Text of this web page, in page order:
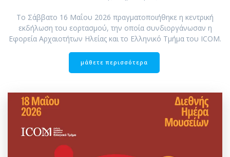
Το Σάββατο 16 Μαΐου 2026 πραγματοποιήθηκε η κεντρική
εκδήλωση του εορτασμού, την οποία συνδιοργάνωσαν η
Εφορεία Αρχαιοτήτων Ηλείας και το Ελληνικό Τμήμα του ICOM.
μάθετε περισσότερα